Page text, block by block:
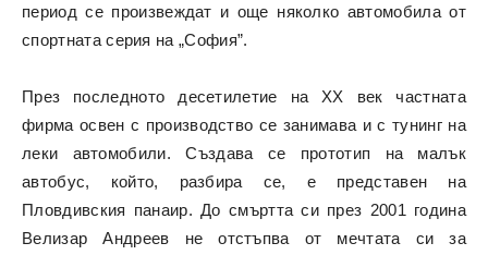
период се произвеждат и още няколко автомобила от
спортната серия на „София”.
През последното десетилетие на XX век частната
фирма освен с производство се занимава и с тунинг на
леки автомобили. Създава се прототип на малък
автобус, който, разбира се, е представен на
Пловдивския панаир. До смъртта си през 2001 година
Велизар Андреев не отстъпва от мечтата си за